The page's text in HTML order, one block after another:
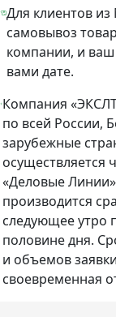
Для клиентов
самовывоз
компании, и ваш
вами дате.
Компания
по всей России,
зарубежные
осуществляется
«Деловые
производится
следующее утро
половине дня.
и объемов
своевременная